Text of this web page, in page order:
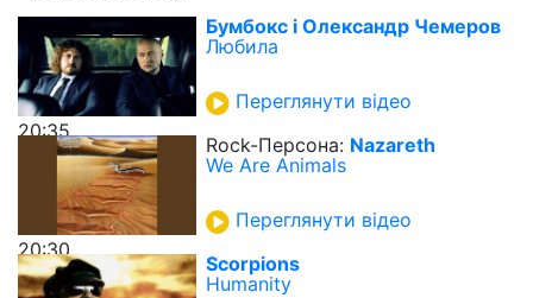
20:35
Бумбокс і Олександр Чемеров
Любила
Переглянути відео
20:30
Rock-Персона: Nazareth
We Are Animals
Переглянути відео
Scorpions
Humanity